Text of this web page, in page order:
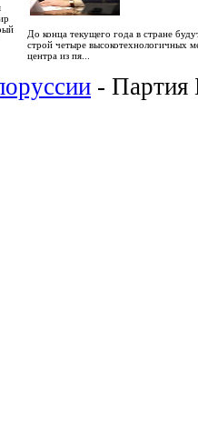
До конца текущего года в стране
строй четыре высокотехнологичных
центра из пя...
-